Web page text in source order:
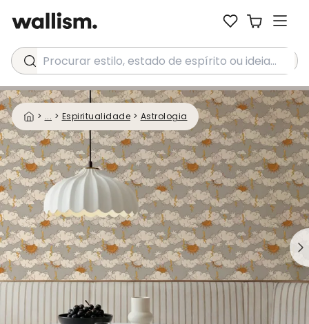
Procurar estilo, estado de espírito ou ideia...
> ... > Espiritualidade > Astrologia